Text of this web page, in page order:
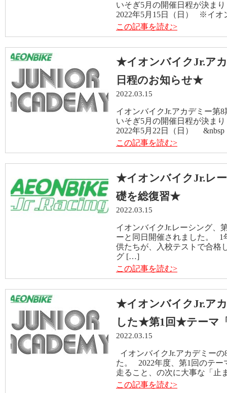
いそぎ5月の開催日程が決ま
2022年5月15日（日） ※イオ
この記事を読む>
★イオンバイクJr.ア
日程のお知らせ★
2022.03.15
イオンバイクJr.アカデミー
いそぎ5月の開催日程が決ま
2022年5月22日（日）
この記事を読む>
★イオンバイクJr.レ
礎を総復習★
2022.03.15
イオンバイクJr.レーシング、
ーと同日開催されました。 1
供たちが、入校テストで合格
グ […]
この記事を読む>
★イオンバイクJr.ア
した★第1回★テーマ
2022.03.15
イオンバイクJr.アカデミー
た。 2022年度、第1回のテ
走ること、の次に大事な「
この記事を読む>